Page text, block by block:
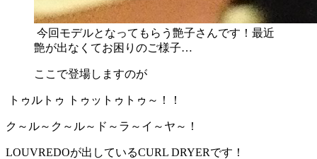
今回モデルとなってもらう艶子さんです！最近
艶が出なくてお困りのご様子…
ここで登場しますのが
トゥルトゥ トゥットゥトゥ～！！
ク～ル～ク～ル～ド～ラ～イ～ヤ～！
LOUVREDOが出しているCURL DRYERです！